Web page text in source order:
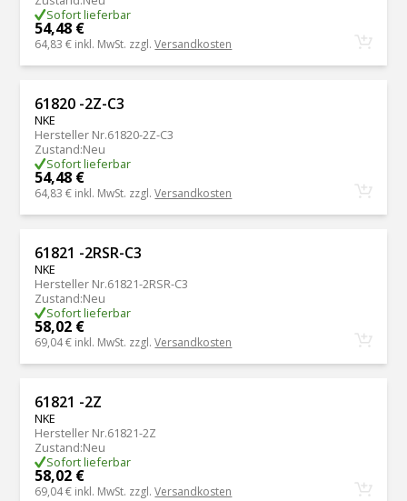
Sofort lieferbar
54,48 €
64,83 € inkl. MwSt. zzgl.Versandkosten
61820 -2Z-C3
NKE
Hersteller Nr.61820-2Z-C3
Zustand:Neu
Sofort lieferbar
54,48 €
64,83 € inkl. MwSt. zzgl.Versandkosten
61821 -2RSR-C3
NKE
Hersteller Nr.61821-2RSR-C3
Zustand:Neu
Sofort lieferbar
58,02 €
69,04 € inkl. MwSt. zzgl.Versandkosten
61821 -2Z
NKE
Hersteller Nr.61821-2Z
Zustand:Neu
Sofort lieferbar
58,02 €
69,04 € inkl. MwSt. zzgl.Versandkosten